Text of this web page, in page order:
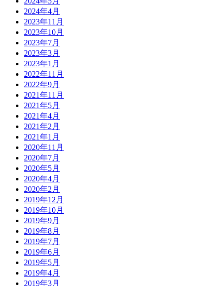
2024年4月
2023年11月
2023年10月
2023年7月
2023年3月
2023年1月
2022年11月
2022年9月
2021年11月
2021年5月
2021年4月
2021年2月
2021年1月
2020年11月
2020年7月
2020年5月
2020年4月
2020年2月
2019年12月
2019年10月
2019年9月
2019年8月
2019年7月
2019年6月
2019年5月
2019年4月
2019年3月